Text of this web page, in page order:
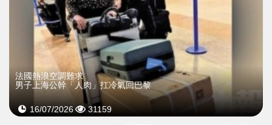
法國熱浪空調難求
男子上海公幹「人肉」扛冷氣回巴黎
16/07/2026 31159